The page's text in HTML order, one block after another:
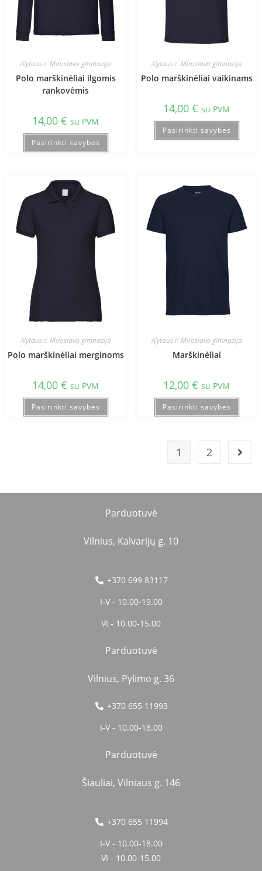
Alytaus r. Miroslavo gimnazija
Polo marškinėliai ilgomis
rankovėmis
14,00 € su PVM
Pasirinkti savybes
Alytaus r. Miroslavo gimnazija
Polo marškinėliai vaikinams
14,00 € su PVM
Pasirinkti savybes
Alytaus r. Miroslavo gimnazija
Polo marškinėliai merginoms
14,00 € su PVM
Pasirinkti savybes
Alytaus r. Miroslavo gimnazija
Marškinėliai
12,00 € su PVM
Pasirinkti savybes
1 2
Parduotuvė
Vilnius, Kalvarijų g. 10
+370 699 83117
I-V - 10.00-19.00
VI - 10.00-15.00
Parduotuvė
Vilnius, Pylimo g. 36
+370 655 11993
I-V - 10.00-18.00
Parduotuvė
Šiauliai, Vilniaus g. 146
+370 655 11994
I-V - 10.00-18.00
VI - 10.00-15.00